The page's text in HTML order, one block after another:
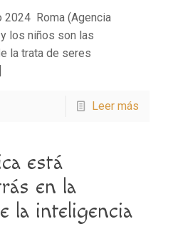
2024 Roma (Agencia
los niños son las
la trata de seres
Leer más
está
en la
la inteligencia